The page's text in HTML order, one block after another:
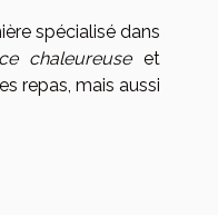
spécialisé dans
chaleureuseet
repas, mais aussi